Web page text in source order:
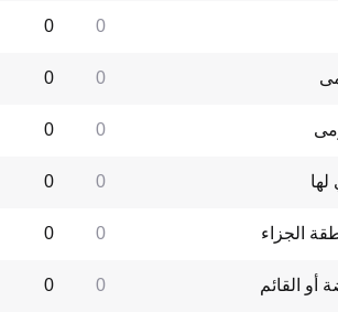
0
0
0
0
0
0
0
0
الجزاء 0
0
أو القائم 0
0